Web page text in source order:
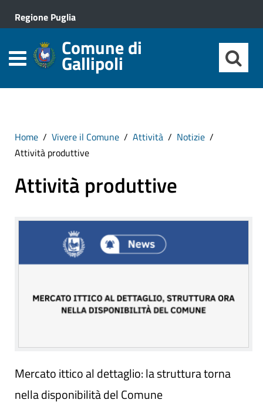
Regione Puglia
Comune di
Gallipoli
Home Vivere il Comune Attività
Notizie
Attività produttive
Attività produttive
Mercato ittico al dettaglio: la struttura torna
nella disponibilità del Comune